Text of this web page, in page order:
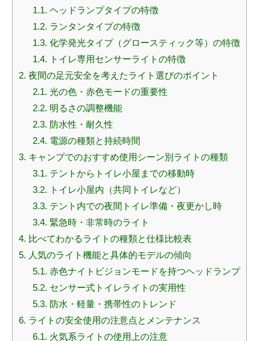
1.1. ヘッドランプタイプの特徴
1.2. ランタンタイプの特徴
1.3. 化学発光タイプ（グロースティック等）の特徴
1.4. トイレ専用センサーライトの特徴
2. 夜間の足元安全を考えたライト選びのポイント
2.1. 光の色・赤色モードの重要性
2.2. 明るさの調整機能
2.3. 防水性・耐久性
2.4. 電源の種類と持続時間
3. キャンプでのおすすめ使用シーン別ライトの種類
3.1. テントからトイレ小屋までの移動時
3.2. トイレ小屋内（共同トイレなど）
3.3. テント内での夜間トイレ準備・夜更かし時
3.4. 緊急時・非常時のライト
4. 比べてわかるライトの種類と仕様比較表
5. 人気のライト機能と具体的モデルの傾向
5.1. 赤色ナイトビジョンモードを持つヘッドランプ
5.2. センサー式トイレライトの実用性
5.3. 防水・軽量・携帯性のトレンド
6. ライトの安全使用の注意点とメンテナンス
6.1. 火気系ライトの使用上の注意